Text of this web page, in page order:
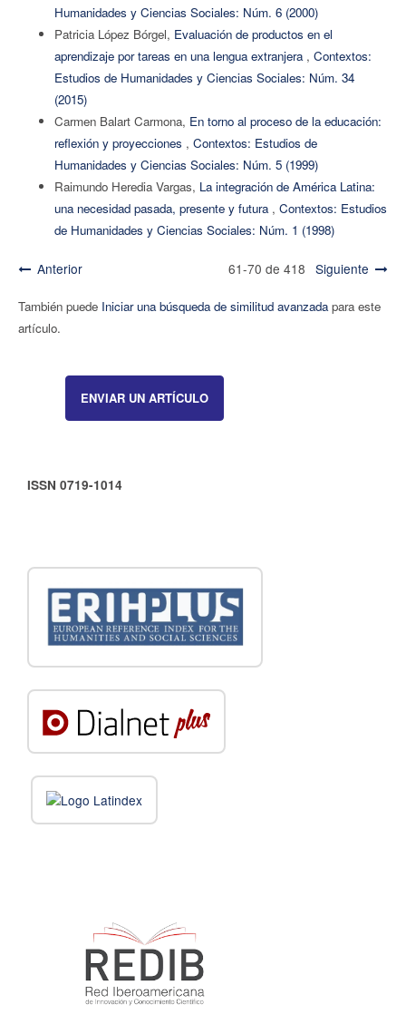
Humanidades y Ciencias Sociales: Núm. 6 (2000)
Patricia López Bórgel, Evaluación de productos en el
aprendizaje por tareas en una lengua extranjera , Contextos:
Estudios de Humanidades y Ciencias Sociales: Núm. 34
(2015)
Carmen Balart Carmona, En torno al proceso de la educación:
reflexión y proyecciones , Contextos: Estudios de
Humanidades y Ciencias Sociales: Núm. 5 (1999)
Raimundo Heredia Vargas, La integración de América Latina:
una necesidad pasada, presente y futura , Contextos: Estudios
de Humanidades y Ciencias Sociales: Núm. 1 (1998)
Anterior 61-70 de 418 Siguiente
También puede Iniciar una búsqueda de similitud avanzadapara este
artículo.
ENVIAR UN ARTÍCULO
ISSN 0719-1014